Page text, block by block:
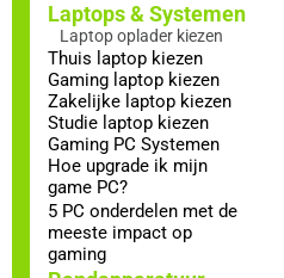
Laptops & Systemen
Laptop oplader kiezen
Thuis laptop kiezen
Gaming laptop kiezen
Zakelijke laptop kiezen
Studie laptop kiezen
Gaming PC Systemen
Hoe upgrade ik mijn
game PC?
5 PC onderdelen met de
meeste impact op
gaming